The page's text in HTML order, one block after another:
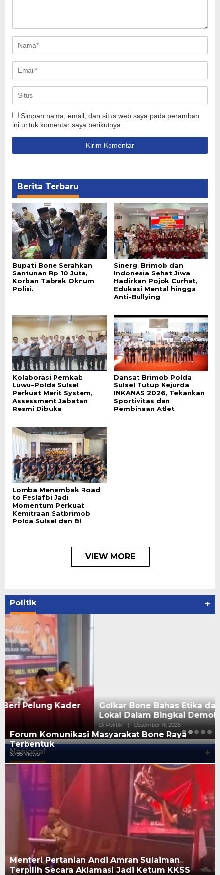
Simpan nama, email, dan situs web saya pada peramban
ini untuk komentar saya berikutnya.
Berita Terbaru
Bupati Bone Serahkan
Santunan Rp 10 Juta,
Korban Tabrak Oknum
Polisi.
Sinergi Brimob dan
Indonesia Sehat Jiwa
Hadirkan Pojok Curhat,
Edukasi Mental hingga
Anti-Bullying
Kolaborasi Pemkab
Luwu–Polda Sulsel
Perkuat Merit System,
Assessment Jabatan
Resmi Dibuka
Dansat Brimob Polda
Sulsel Tutup Kejurda
INKANAS 2026, Tekankan
Sportivitas dan
Pembinaan Atlet
Lomba Menembak Road
to Feslafbi Jadi
Momentum Perkuat
Kemitraan Satbrimob
Polda Sulsel dan BI
VIEW MORE
Politik +
Golkar Bone Bahas Etika dan Budaya Politik
Lokal Dalam Bingkai Demokrasi
Nasional +
Forum Komunikasi Masyarakat Bone Raya
Terbentuk
6,785 Views
Menteri Pertanian Andi Amran Sulaiman
Terpilih Secara Aklamasi Jadi Ketum KKSS